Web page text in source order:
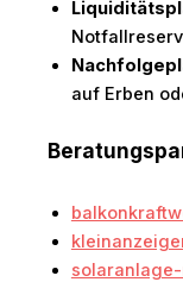
auf Erben
solaranlage-